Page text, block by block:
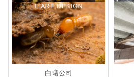
白蟻公司